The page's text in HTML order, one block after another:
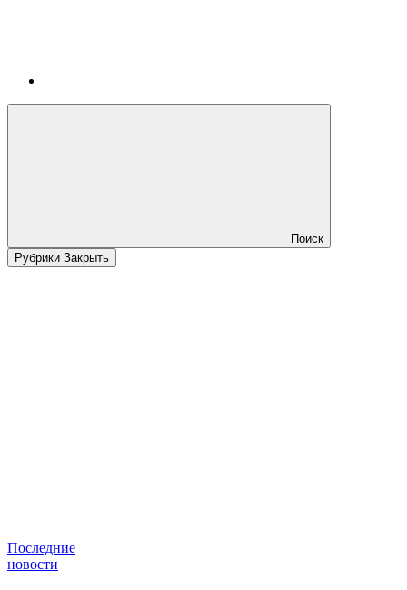
Поиск
Рубрики Закрыть
Последние
новости